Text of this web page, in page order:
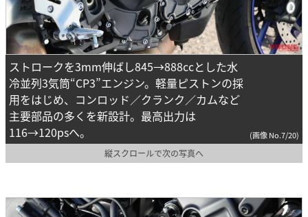
ストロークを3mm伸ばし845→888ccとした水
冷並列3気筒“CP3”エンジン。軽量ピストンの採
用をはじめ、コンロッド／クランク／カムなど
主要部品の多くを新設計。最高出力は
116→120psへ。
(画像 No.7/20)
縦スクロールで次の写真へ